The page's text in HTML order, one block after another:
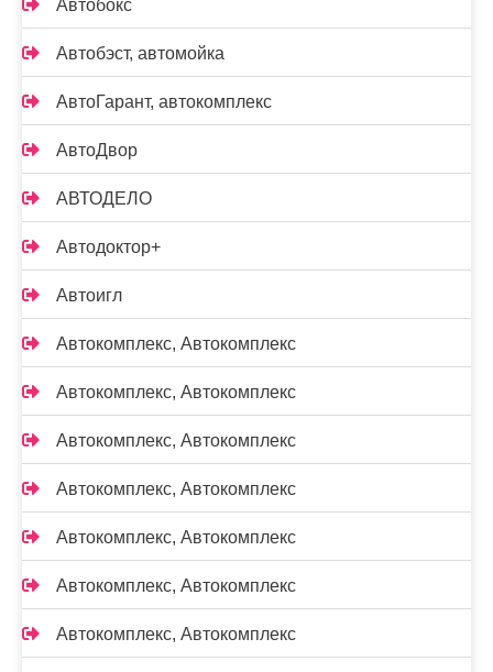
Автобокс
Автобэст, автомойка
АвтоГарант, автокомплекс
АвтоДвор
АВТОДЕЛО
Автодоктор+
Автоигл
Автокомплекс, Автокомплекс
Автокомплекс, Автокомплекс
Автокомплекс, Автокомплекс
Автокомплекс, Автокомплекс
Автокомплекс, Автокомплекс
Автокомплекс, Автокомплекс
Автокомплекс, Автокомплекс